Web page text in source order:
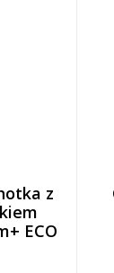
z
ECO